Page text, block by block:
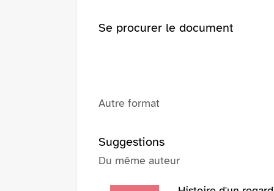
Se procurer le document
Autre format
Suggestions
Du même auteur